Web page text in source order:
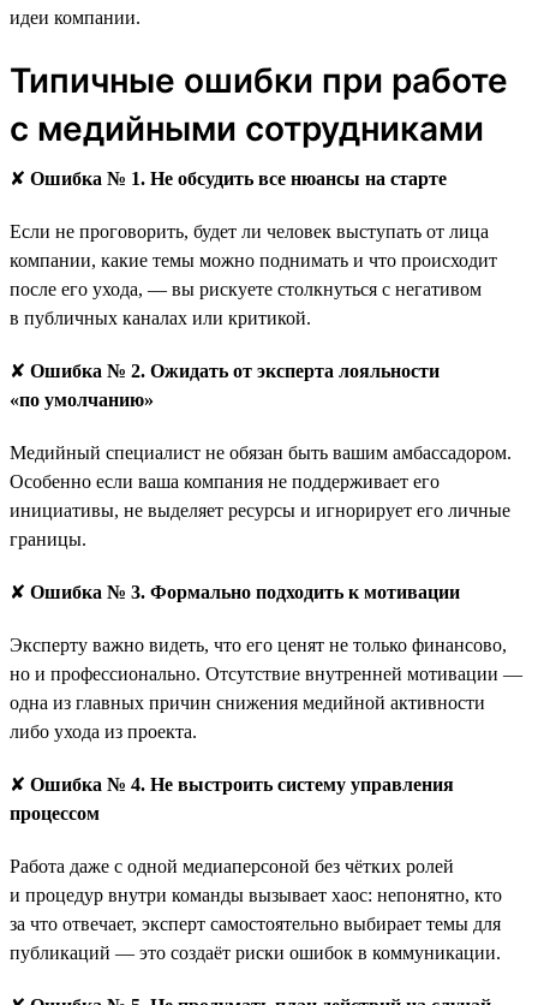
идеи компании.
Типичные ошибки при работе
с медийными сотрудниками
✘ Ошибка № 1. Не обсудить все нюансы на старте
Если не проговорить, будет ли человек выступать от лица
компании, какие темы можно поднимать и что происходит
после его ухода, — вы рискуете столкнуться с негативом
в публичных каналах или критикой.
✘ Ошибка № 2. Ожидать от эксперта лояльности
«по умолчанию»
Медийный специалист не обязан быть вашим амбассадором.
Особенно если ваша компания не поддерживает его
инициативы, не выделяет ресурсы и игнорирует его личные
границы.
✘ Ошибка № 3. Формально подходить к мотивации
Эксперту важно видеть, что его ценят не только финансово,
но и профессионально. Отсутствие внутренней мотивации —
одна из главных причин снижения медийной активности
либо ухода из проекта.
✘ Ошибка № 4. Не выстроить систему управления
процессом
Работа даже с одной медиаперсоной без чётких ролей
и процедур внутри команды вызывает хаос: непонятно, кто
за что отвечает, эксперт самостоятельно выбирает темы для
публикаций — это создаёт риски ошибок в коммуникации.